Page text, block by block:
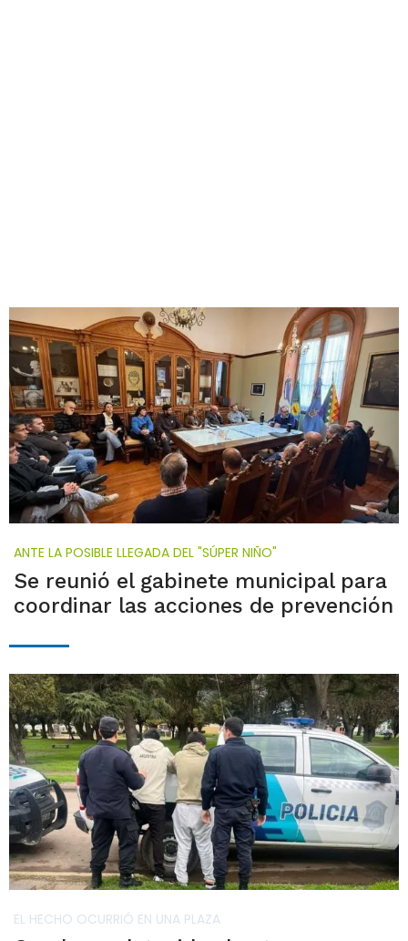
ANTE LA POSIBLE LLEGADA DEL "SÚPER NIÑO"
Se reunió el gabinete municipal para
coordinar las acciones de prevención
EL HECHO OCURRIÓ EN UNA PLAZA